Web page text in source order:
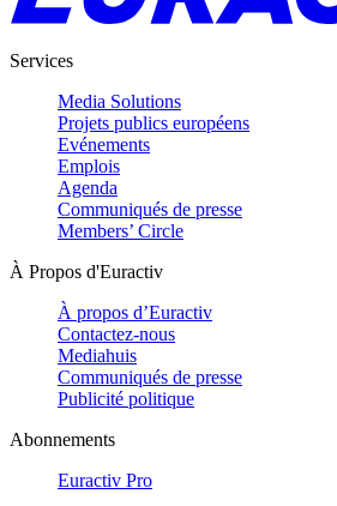
Services
Media Solutions
Projets publics européens
Evénements
Emplois
Agenda
Communiqués de presse
Members’ Circle
À Propos d'Euractiv
À propos d’Euractiv
Contactez-nous
Mediahuis
Communiqués de presse
Publicité politique
Abonnements
Euractiv Pro